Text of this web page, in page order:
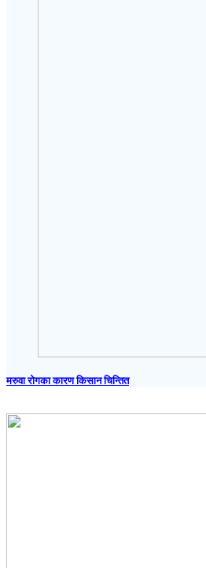
मरुवा रोगका कारण किसान चिन्तित